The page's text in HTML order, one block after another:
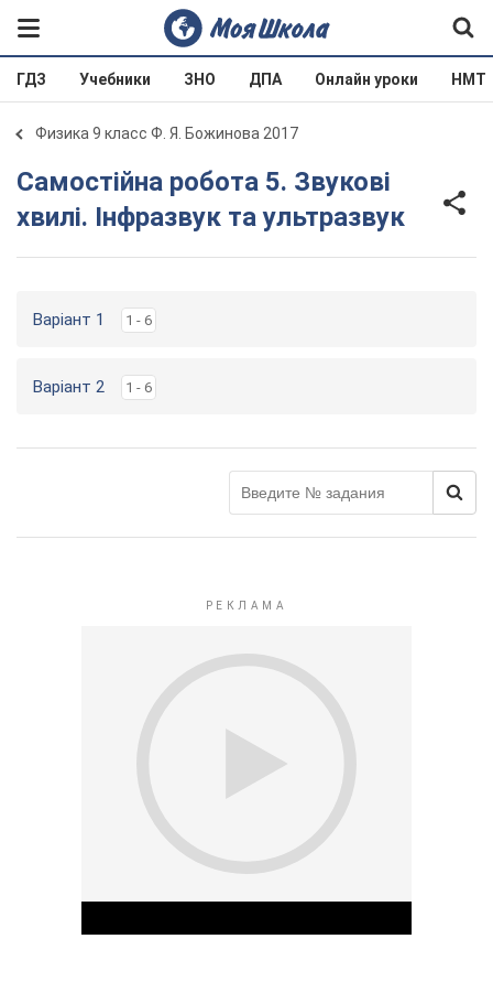
ГДЗ Учебники ЗНО ДПА Онлайн уроки НМТ
Физика 9 класс Ф. Я. Божинова 2017
Самостійна робота 5. Звукові
хвилі. Інфразвук та ультразвук
Варіант 1 1 - 6
Варіант 2 1 - 6